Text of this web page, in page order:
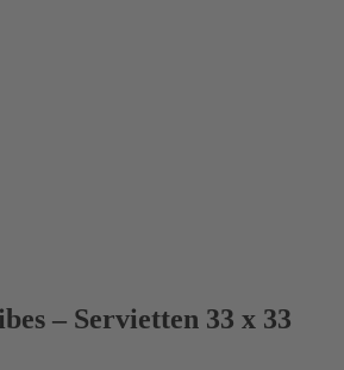
– Servietten 33 x 33